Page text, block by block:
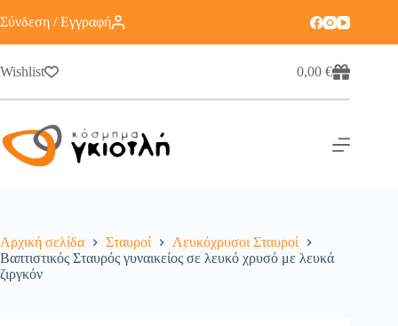
Σύνδεση / Εγγραφή
Wishlist 0,00€
Αρχική σελίδα Σταυροί
Λευκόχρυσοι Σταυροί
Βαπτιστικός Σταυρός γυναικείος σε λευκό χρυσό με λευκά
ζιργκόν